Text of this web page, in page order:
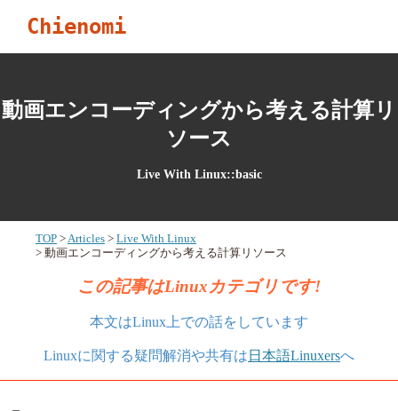
Chienomi
動画エンコーディングから考える計算リ
ソース
Live With Linux::basic
TOP Articles
Live With Linux
動画エンコーディングから考える計算リソース
この記事はLinuxカテゴリです!
本文はLinux上での話をしています
Linuxに関する疑問解消や共有は 日本語Linuxersへ